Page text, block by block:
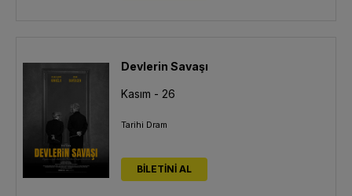
Devlerin Savaşı
Kasım - 26
Tarihi Dram
BİLETİNİ AL